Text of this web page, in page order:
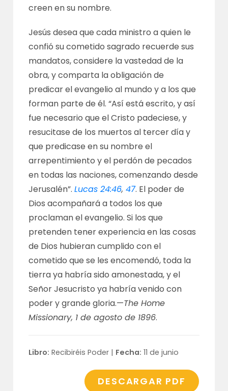
creen en su nombre.
Jesús desea que cada ministro a quien le
confió su cometido sagrado recuerde sus
mandatos, considere la vastedad de la
obra, y comparta la obligación de
predicar el evangelio al mundo y a los que
forman parte de él. “Así está escrito, y así
fue necesario que el Cristo padeciese, y
resucitase de los muertos al tercer día y
que predicase en su nombre el
arrepentimiento y el perdón de pecados
en todas las naciones, comenzando desde
Jerusalén”.Lucas 24:46,47. El poder de
Dios acompañará a todos los que
proclaman el evangelio. Si los que
pretenden tener experiencia en las cosas
de Dios hubieran cumplido con el
cometido que se les encomendó, toda la
tierra ya habría sido amonestada, y el
Señor Jesucristo ya habría venido con
poder y grande gloria.—The Home
Missionary, 1 de agosto de 1896.
Libro: Recibiréis Poder | Fecha: 11 de junio
DESCARGAR PDF